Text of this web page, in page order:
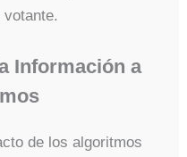
Información a
de los algoritmos